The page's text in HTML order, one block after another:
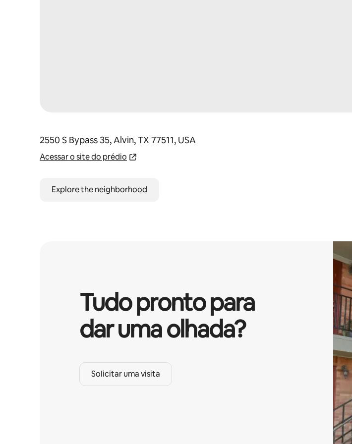
2550 S Bypass 35, Alvin, TX 77511, USA
Acessar o site do prédio
Explore the neighborhood
Tudo pronto para
dar uma olhada?
Solicitar uma visita